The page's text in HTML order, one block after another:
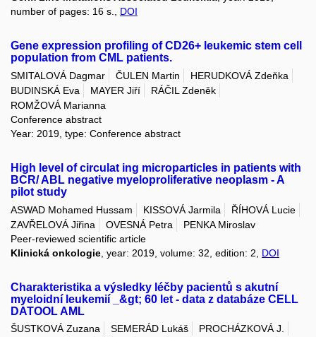
number of pages: 16 s., DOI
Gene expression profiling of CD26+ leukemic stem cell
population from CML patients.
SMITALOVÁ Dagmar ČULEN Martin
HERUDKOVÁ Zdeňka
BUDINSKÁ Eva
MAYER Jiří
RÁČIL Zdeněk
ROMŽOVÁ Marianna
Conference abstract
Year: 2019, type: Conference abstract
High level of circulat ing microparticles in patients with
BCR/ ABL negative myeloproliferative neoplasm - A
pilot study
ASWAD Mohamed Hussam KISSOVÁ Jarmila
ŘÍHOVÁ Lucie
ZAVŘELOVÁ Jiřina
OVESNÁ Petra
PENKA Miroslav
Peer-reviewed scientific article
Klinická onkologie , year: 2019, volume: 32, edition: 2, DOI
Charakteristika a výsledky léčby pacientů s akutní
myeloidní leukemií _&gt; 60 let - data z databáze CELL
DATOOL AML
ŠUSTKOVÁ Zuzana SEMERÁD Lukáš
PROCHÁZKOVÁ J.